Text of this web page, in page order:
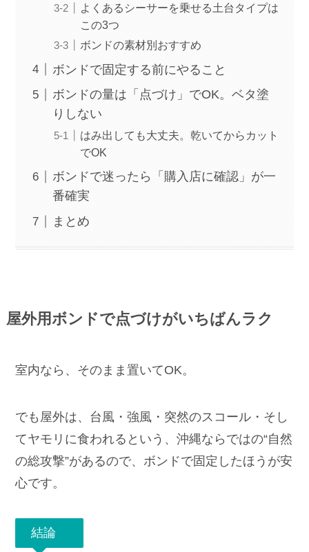
よくあるシーサーを乗せる土台タイプは
この3つ
ボンドの素材別おすすめ
ボンドで固定する前にやること
ボンドの量は「点づけ」でOK。ベタ塗
りしない
はみ出しても大丈夫。乾いてからカット
でOK
ボンドで迷ったら「購入店に確認」が一
番確実
まとめ
屋外用ボンドで点づけがいちばんラク
室内なら、そのまま置いてOK。
でも屋外は、台風・強風・突然のスコール・そし
てヤモリに食われるという、沖縄ならではの“自然
の総攻撃”があるので、ボンドで固定したほうが安
心です。
結論